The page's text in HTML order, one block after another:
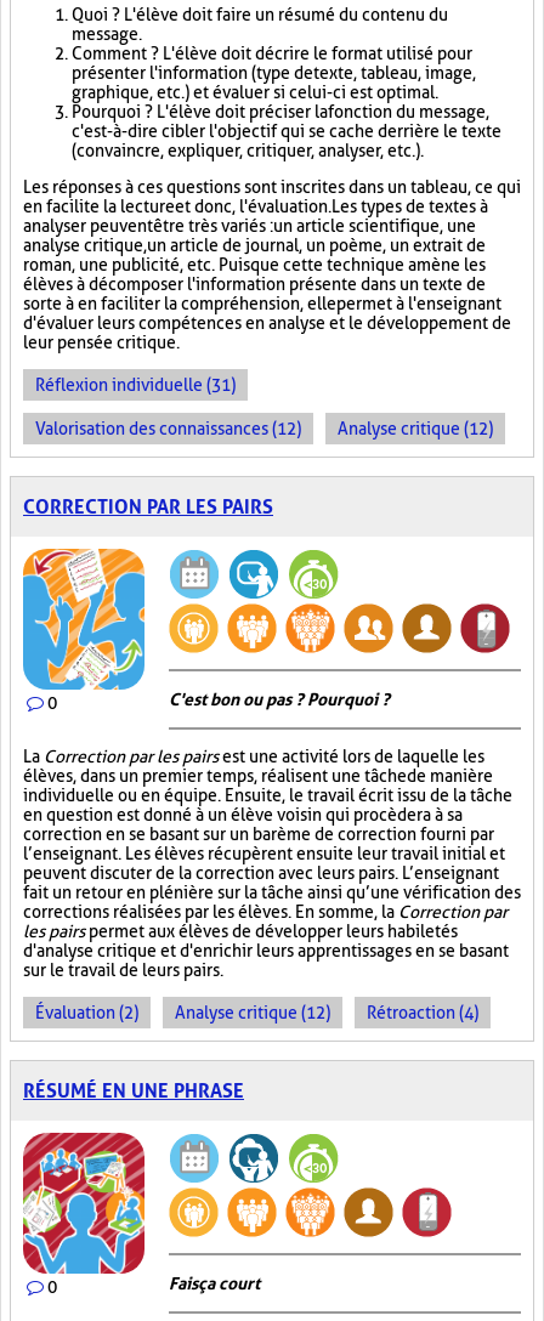
Quoi ? L'élève doit faire un résumé du contenu du
message.
Comment ? L'élève doit décrire le format utilisé pour
présenter l'information (type de texte, tableau, image,
graphique, etc.) et évaluer si celui-ci est optimal.
Pourquoi ? L'élève doit préciser la fonction du message,
c'est-à-dire cibler l'objectif qui se cache derrière le texte
(convaincre, expliquer, critiquer, analyser, etc.).
Les réponses à ces questions sont inscrites dans un tableau, ce qui
en facilite la lecture et donc, l'évaluation. Les types de textes à
analyser peuvent être très variés : un article scientifique, une
analyse critique, un article de journal, un poème, un extrait de
roman, une publicité, etc. Puisque cette technique amène les
élèves à décomposer l'information présente dans un texte de
sorte à en faciliter la compréhension, elle permet à l'enseignant
d'évaluer leurs compétences en analyse et le développement de
leur pensée critique.
Réflexion individuelle (31)
Valorisation des connaissances (12) Analyse critique (12)
CORRECTION PAR LES PAIRS
0 C'est bon ou pas ? Pourquoi ?
La Correction par les pairsest une activité lors de laquelle les
élèves, dans un premier temps, réalisent une tâche de manière
individuelle ou en équipe. Ensuite, le travail écrit issu de la tâche
en question est donné à un élève voisin qui procèdera à sa
correction en se basant sur un barème de correction fourni par
l’enseignant. Les élèves récupèrent ensuite leur travail initial et
peuvent discuter de la correction avec leurs pairs. L’enseignant
fait un retour en plénière sur la tâche ainsi qu’une vérification des
corrections réalisées par les élèves. En somme, la Correction par
les pairspermet aux élèves de développer leurs habiletés
d'analyse critique et d'enrichir leurs apprentissages en se basant
sur le travail de leurs pairs.
Évaluation (2) Analyse critique (12) Rétroaction (4)
RÉSUMÉ EN UNE PHRASE
0 Fais ça court